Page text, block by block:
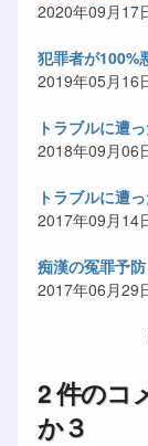
2020年09月17
犯罪者が100%
2019年05月16
トラブルに遭
2018年09月06
トラブルに遭
2017年09月14
痴漢の冤罪予防
2017年06月29
2 件のコ
か３